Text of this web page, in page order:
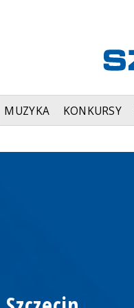
MUZYKA KONKURSY